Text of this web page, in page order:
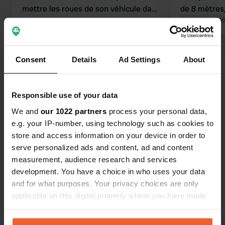
Consent Details Ad Settings About
Responsible use of your data
We and our 1022 partners process your personal data,
e.g. your IP-number, using technology such as cookies to
store and access information on your device in order to
serve personalized ads and content, ad and content
measurement, audience research and services
development. You have a choice in who uses your data
and for what purposes. Your privacy choices are only
applicable on this digital property where you have made
any time from the Cookie Declaration or by clicking on
mettre les roues de son véhicule dans
un trou. Conclusion lamentable
de 8
relever
tout est
Traduit par
Voir tous les 38 avis
Contact
Emplacement
Chemin du Clos 3
Copie